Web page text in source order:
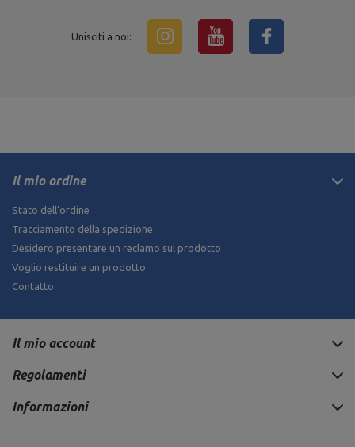
Unisciti a noi:
Il mio ordine
Stato dell'ordine
Tracciamento della spedizione
Desidero presentare un reclamo sul prodotto
Voglio restituire un prodotto
Contatto
Il mio account
Regolamenti
Informazioni